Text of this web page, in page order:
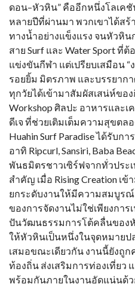
ดอน–หัวหิน” คืออีกหนึ่งโลเค
หลายปีที่ผ่านมา พวกเขาได้สร้
ทางน้ำอย่างแข็งแรง จนหัวหิน
สาย Surf และ Water Sport ที่
แข่งขันกีฬา แต่เปรียบเสมือน
รอยยิ้ม มิตรภาพ และบรรยาก
ทุกวัยได้เข้ามาสัมผัสเสน่ห์ขอ
Workshop ศิลปะ อาหารและ
ดีเจ ที่ช่วยเติมเต็มความสุขต
Huahin Surf Paradise ได้รับ
อาทิ Ripcurl, Sansiri, Baba
พันธมิตรชาวเซิร์ฟจากทั่วประ
สำคัญ เมื่อ Rising Creation
ยกระดับงานให้มีความสมบูร
ของการจัดงานไม่ใช่เพียงกา
ปันวัฒนธรรมการโต้คลื่นของ
ให้หัวหินเป็นหนึ่งในจุดหมาย
เสมอขณะเดียวกัน งานนี้ยังถูก
ท้องถิ่น ส่งเสริมการท่องเที่ยว
พร้อมกันภายในงานอัดแน่นด้ว